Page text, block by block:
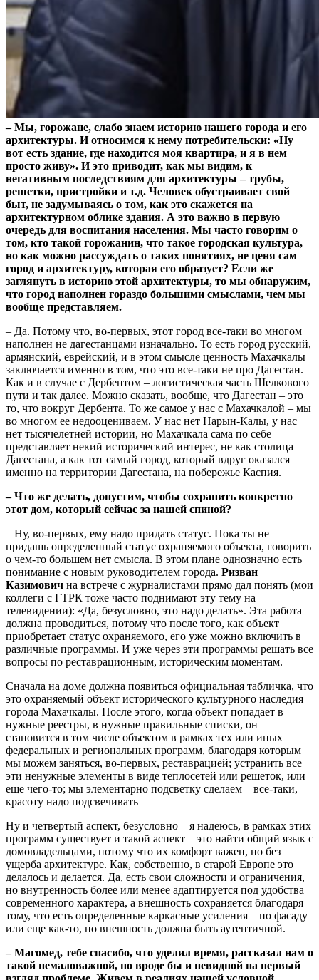
– Мы, горожане, слабо знаем историю нашего города и его
архитектуры. И относимся к нему потребительски: «Ну
вот есть здание, где находится моя квартира, и я в нем
просто живу». И это приводит, как мы видим, к
негативным последствиям для архитектуры – трубы,
решетки, пристройки и т.д. Человек обустраивает свой
быт, не задумываясь о том, как это скажется на
архитектурном облике здания. А это важно в первую
очередь для воспитания населения. Мы часто говорим о
том, кто такой горожанин, что такое городская культура,
но как можно рассуждать о таких понятиях, не ценя сам
город и архитектуру, которая его образует? Если же
заглянуть в историю этой архитектуры, то мы обнаружим,
что город наполнен гораздо большими смыслами, чем мы
вообще представляем.
– Да. Потому что, во-первых, этот город все-таки во многом
наполнен не дагестанцами изначально. То есть город русский,
армянский, еврейский, и в этом смысле ценность Махачкалы
заключается именно в том, что это все-таки не про Дагестан.
Как и в случае с Дербентом – логистическая часть Шелкового
пути и так далее. Можно сказать, вообще, что Дагестан – это
то, что вокруг Дербента. То же самое у нас с Махачкалой – мы
во многом ее недооцениваем. У нас нет Нарын-Калы, у нас
нет тысячелетней истории, но Махачкала сама по себе
представляет некий исторический интерес, не как столица
Дагестана, а как тот самый город, который вдруг оказался
именно на территории Дагестана, на побережье Каспия.
– Что же делать, допустим, чтобы сохранить конкретно
этот дом, который сейчас за нашей спиной?
– Ну, во-первых, ему надо придать статус. Пока ты не
придашь определенный статус охраняемого объекта, говорить
о чем-то большем нет смысла. В этом плане однозначно есть
понимание с новым руководителем города. Ризван
Казимович на встрече с журналистами прямо дал понять (мои
коллеги с ГТРК тоже часто поднимают эту тему на
телевидении): «Да, безусловно, это надо делать». Эта работа
должна проводиться, потому что после того, как объект
приобретает статус охраняемого, его уже можно включить в
различные программы. И уже через эти программы решать все
вопросы по реставрационным, историческим моментам.
Сначала на доме должна появиться официальная табличка, что
это охраняемый объект исторического культурного наследия
города Махачкалы. После этого, когда объект попадает в
нужные реестры, в нужные правильные списки, он
становится в том числе объектом в рамках тех или иных
федеральных и региональных программ, благодаря которым
мы можем заняться, во-первых, реставрацией; устранить все
эти ненужные элементы в виде теплосетей или решеток, или
еще чего-то; мы элементарно подсветку сделаем – все-таки,
красоту надо подсвечивать
Ну и четвертый аспект, безусловно – я надеюсь, в рамках этих
программ существует и такой аспект – это найти общий язык с
домовладельцами, потому что их комфорт важен, но без
ущерба архитектуре. Как, собственно, в старой Европе это
делалось и делается. Да, есть свои сложности и ограничения,
но внутренность более или менее адаптируется под удобства
современного характера, а внешность сохраняется благодаря
тому, что есть определенные каркасные усиления – по фасаду
или еще как-то, но внешность должна быть аутентичной.
– Магомед, тебе спасибо, что уделил время, рассказал нам о
такой немаловажной, но вроде бы и невидной на первый